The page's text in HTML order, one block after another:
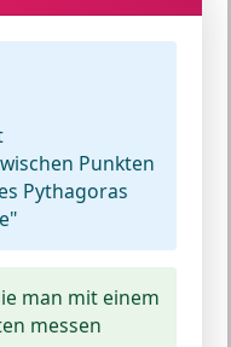
Punkten
Pythagoras
man mit einem
messen